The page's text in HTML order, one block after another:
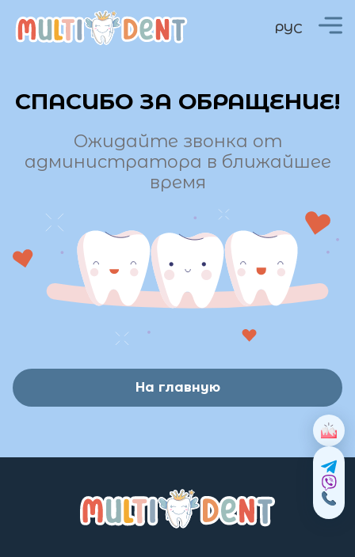
РУС
СПАСИБО ЗА ОБРАЩЕНИЕ!
Ожидайте звонка от
администратора в ближайшее
время
На главную